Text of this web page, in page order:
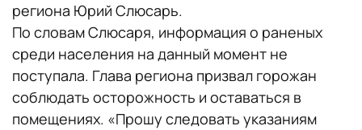
региона Юрий Слюсарь.
По словам Слюсаря, информация о раненых
среди населения на данный момент не
поступала. Глава региона призвал горожан
соблюдать осторожность и оставаться в
помещениях. «Прошу следовать указаниям